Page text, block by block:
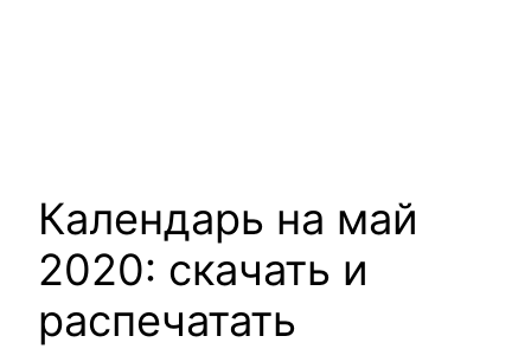
Календарь на май
2020: скачать и
распечатать